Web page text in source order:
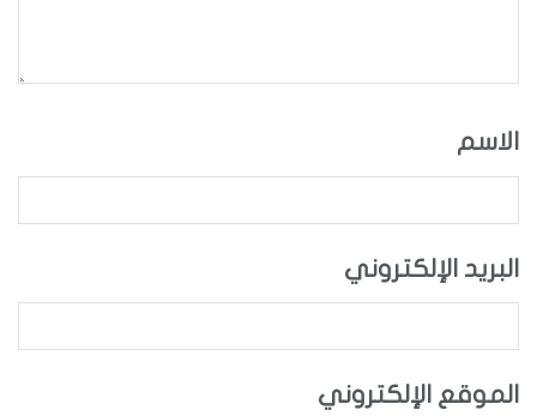
الاسم
البريد الإلكتروني
الموقع الإلكتروني